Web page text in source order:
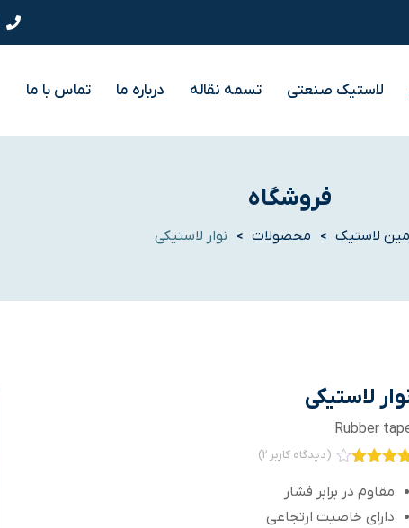
لاستیک صنعتی تسمه نقاله درباره ما تماس با ما
فروشگاه
لاستیک > محصولات > نوار لاستیکی
لاستیکی
Rubber
4.00
از 5
مشتری
(دیدگاه کاربر2
)
مقاوم در برابر فشار
دارای خاصیت ارتجاعی